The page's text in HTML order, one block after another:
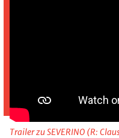
Trailer zu SEVERINO (R: